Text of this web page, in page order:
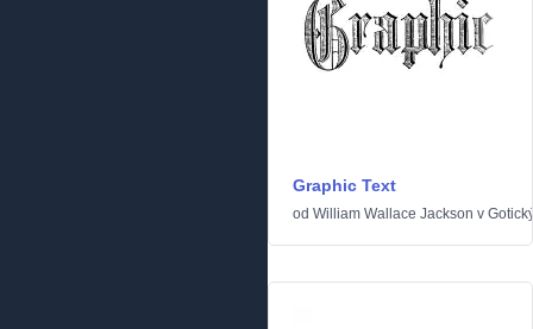
Graphic Text
od William Wallace Jackson v